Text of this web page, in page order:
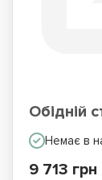
Обідній
Немає в
9 713 грн